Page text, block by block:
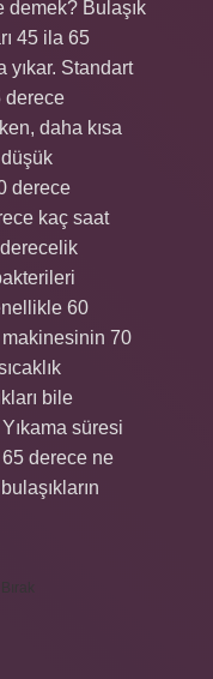
demek? Bulaşık
45 ila 65
yıkar. Standart
derece
daha kısa
derece
kaç saat
60
70
bile
süresi
derece ne